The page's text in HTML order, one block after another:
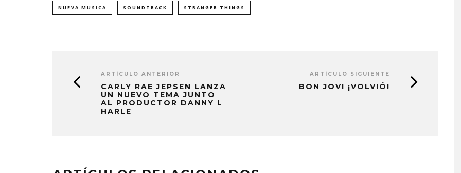
NUEVA MUSICA SOUNDTRACK STRANGER THINGS
ARTÍCULO ANTERIOR
CARLY RAE JEPSEN LANZA
UN NUEVO TEMA JUNTO
AL PRODUCTOR DANNY L
HARLE
ARTÍCULO SIGUIENTE
BON JOVI ¡VOLVIÓ!